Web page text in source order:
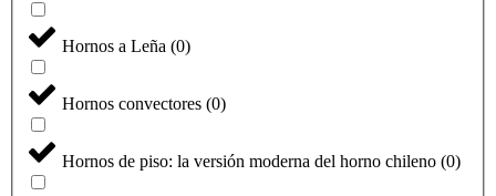
Hornos a Leña (0)
Hornos convectores (0)
Hornos de piso: la versión moderna del horno chileno (0)